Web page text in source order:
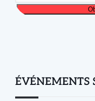
ÉVÉNEMENTS